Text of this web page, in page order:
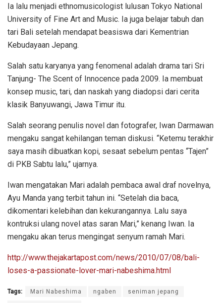
Ia lalu menjadi ethnomusicologist lulusan Tokyo National
University of Fine Art and Music. Ia juga belajar tabuh dan
tari Bali setelah mendapat beasiswa dari Kementrian
Kebudayaan Jepang.
Salah satu karyanya yang fenomenal adalah drama tari Sri
Tanjung- The Scent of Innocence pada 2009. Ia membuat
konsep music, tari, dan naskah yang diadopsi dari cerita
klasik Banyuwangi, Jawa Timur itu.
Salah seorang penulis novel dan fotografer, Iwan Darmawan
mengaku sangat kehilangan teman diskusi. “Ketemu terakhir
saya masih dibuatkan kopi, sesaat sebelum pentas “Tajen”
di PKB Sabtu lalu,” ujarnya.
Iwan mengatakan Mari adalah pembaca awal draf novelnya,
Ayu Manda yang terbit tahun ini. “Setelah dia baca,
dikomentari kelebihan dan kekurangannya. Lalu saya
kontruksi ulang novel atas saran Mari,” kenang Iwan. Ia
mengaku akan terus mengingat senyum ramah Mari.
http://www.thejakartapost.com/news/2010/07/08/bali-
loses-a-passionate-lover-mari-nabeshima.html
Tags: Mari Nabeshima ngaben seniman jepang